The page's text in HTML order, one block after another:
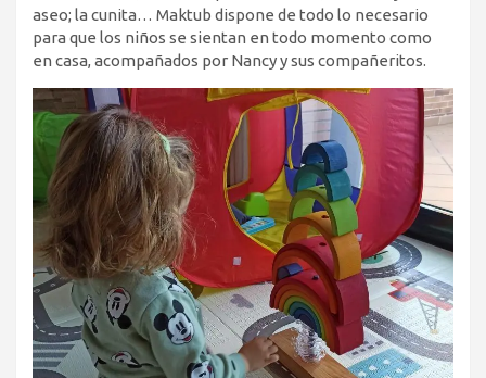
aseo; la cunita… Maktub dispone de todo lo necesario
para que los niños se sientan en todo momento como
en casa, acompañados por Nancy y sus compañeritos.